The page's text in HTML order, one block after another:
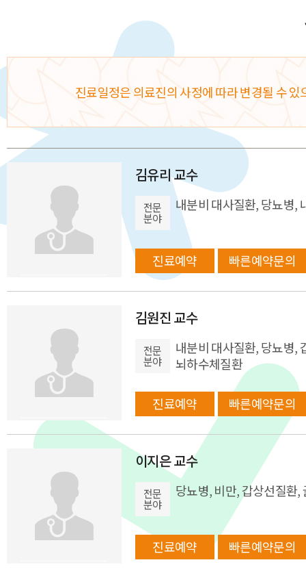
진료일정은 의료진의 사정에 따라 변경될 수
김유리 교수
전문
분야
내분비 대사질환, 당뇨병,
진료예약 빠른예약문의
김원진 교수
전문
분야
내분비 대사질환, 당뇨병,
뇌하수체질환
진료예약 빠른예약문의
이지은 교수
전문
분야
당뇨병, 비만, 갑상선질환
진료예약 빠른예약문의